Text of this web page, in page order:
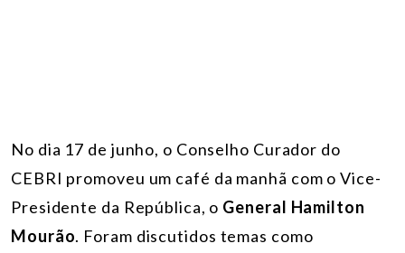
No dia 17 de junho, o Conselho Curador do
CEBRI promoveu um café da manhã com oVice-
Presidente da República, o General Hamilton
Mourão. Foram discutidos temas como